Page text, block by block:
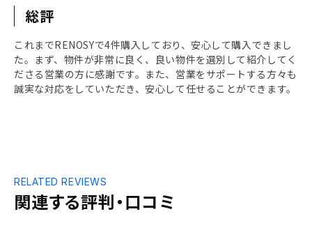
総評
これまでRENOSYで4件購入しており、安心して購入できまし
た。まず、物件が非常に良く、良い物件を選別して紹介してく
ださる営業の方に感謝です。また、営業をサポートする方々も
誠実な対応をしていただき、安心して任せることができます。
関連する評判・口コミ
RELATED REVIEWS